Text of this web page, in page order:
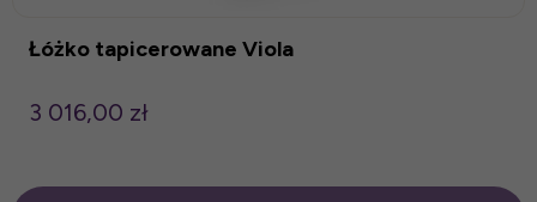
Łóżko tapicerowane Viola
3 016,00 zł